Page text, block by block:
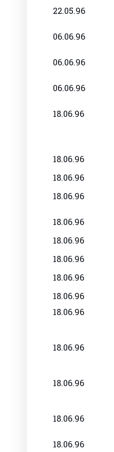
22.05.96
06.06.96
06.06.96
06.06.96
18.06.96
18.06.96
18.06.96
18.06.96
18.06.96
18.06.96
18.06.96
18.06.96
18.06.96
18.06.96
18.06.96
18.06.96
18.06.96
18.06.96